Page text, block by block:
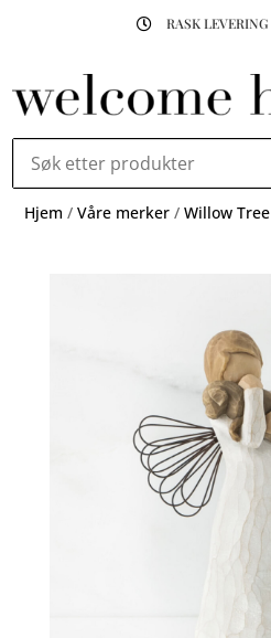
 RASK LEVERING
Hjem /Våre merker /Willow Tree